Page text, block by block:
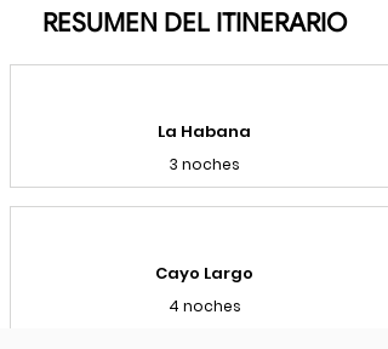
RESUMEN DEL ITINERARIO
La Habana
3 noches
Cayo Largo
4 noches